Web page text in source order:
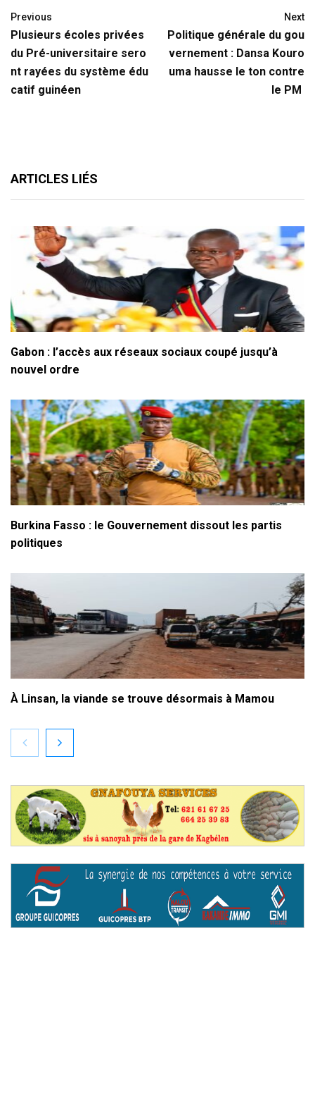
Previous
Plusieurs écoles privées
du Pré-universitaire sero
nt rayées du système édu
catif guinéen
Next
Politique générale du gou
vernement : Dansa Kouro
uma hausse le ton contre
le PM
ARTICLES LIÉS
Gabon : l’accès aux réseaux sociaux coupé jusqu’à
nouvel ordre
Burkina Fasso : le Gouvernement dissout les partis
politiques
À Linsan, la viande se trouve désormais à Mamou